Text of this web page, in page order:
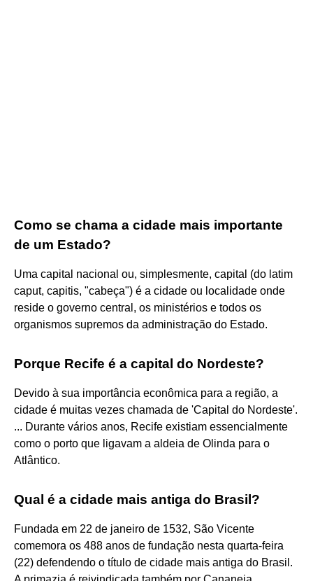
Como se chama a cidade mais importante
de um Estado?
Uma capital nacional ou, simplesmente, capital (do latim
caput, capitis, "cabeça") é a cidade ou localidade onde
reside o governo central, os ministérios e todos os
organismos supremos da administração do Estado.
Porque Recife é a capital do Nordeste?
Devido à sua importância econômica para a região, a
cidade é muitas vezes chamada de 'Capital do Nordeste'.
... Durante vários anos, Recife existiam essencialmente
como o porto que ligavam a aldeia de Olinda para o
Atlântico.
Qual é a cidade mais antiga do Brasil?
Fundada em 22 de janeiro de 1532, São Vicente
comemora os 488 anos de fundação nesta quarta-feira
(22) defendendo o título de cidade mais antiga do Brasil.